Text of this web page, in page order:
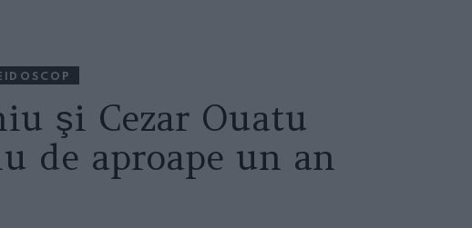
şi Cezar Ouatu
de aproape un an